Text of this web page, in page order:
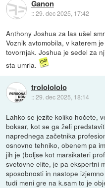
Ganon
::29. dec 2025, 17:42
Anthony Joshua za las ušel
Voznik avtomobila, v katerem
tovornjak. Joshua je sedel za
sta umrla.
trololololo
::29. dec 2025, 18:14
Lahko se jezite koliko hočete,
boksar, kot se ga želi
naprednega začetnika
osnovno tehniko, obenem pa
jih je (boljse kot marsikateri
svetovne elite, je pa ekspertni
sposobnosti in nastope
tudi meni gre na k.sam to je